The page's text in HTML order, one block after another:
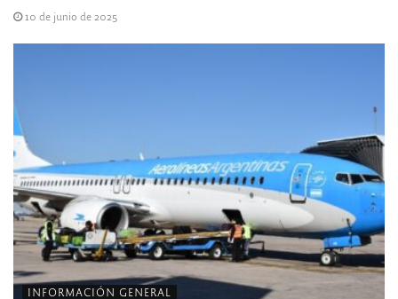
10 de junio de 2025
INFORMACIÓN GENERAL